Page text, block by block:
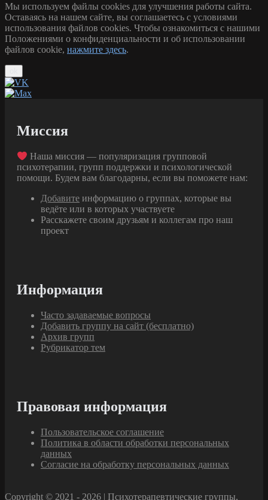
Мы используем файлы cookies для улучшения работы сайта.
Оставаясь на нашем сайте, вы соглашаетесь с условиями
использования файлов cookies. Чтобы ознакомиться с нашими
Положениями о конфиденциальности и об использовании
файлов cookie, нажмите здесь.
Миссия
Наша миссия — популяризация групповой
психотерапии, групп поддержки и психологической
помощи. Будем вам благодарны, если вы поможете нам:
Добавите информацию о группах, которые вы
ведёте или в которых участвуете
Расскажете своим друзьям и коллегам про наш
проект
Информация
Часто задаваемые вопросы
Добавить группу на сайт (бесплатно)
Архив групп
Рубрикатор тем
Правовая информация
Пользовательское соглашение
Политика в области обработки персональных
данных
Согласие на обработку персональных данных
Copyright © 2021 - 2026 | Психотерапевтические группы,